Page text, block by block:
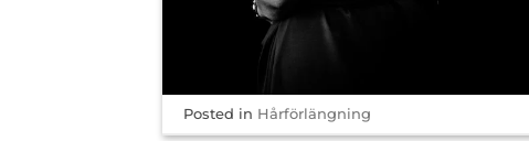
Posted in Hårförlängning